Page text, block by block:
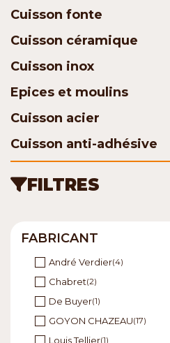
Cuisson fonte
Cuisson céramique
Cuisson inox
Epices et moulins
Cuisson acier
Cuisson anti-adhésive
FILTRES
FABRICANT
André Verdier(4)
Chabret(2)
De Buyer(1)
GOYON CHAZEAU(17)
Louis Tellier(1)